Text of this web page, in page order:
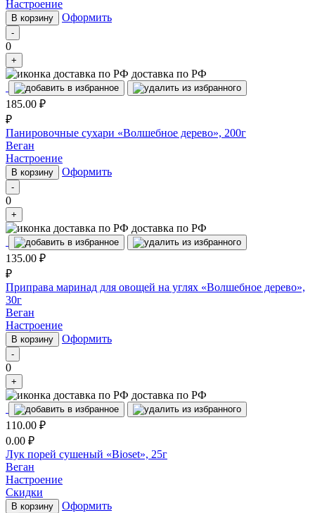
Настроение
В корзину Оформить
-
0
+
доставка по РФ
185.00 ₽
₽
Панировочные сухари «Волшебное дерево», 200г
Веган
Настроение
В корзину Оформить
-
0
+
доставка по РФ
135.00 ₽
₽
Приправа маринад для овощей на углях «Волшебное дерево»,
30г
Веган
Настроение
В корзину Оформить
-
0
+
доставка по РФ
110.00 ₽
0.00 ₽
Лук порей сушеный «Bioset», 25г
Веган
Настроение
Скидки
В корзину Оформить